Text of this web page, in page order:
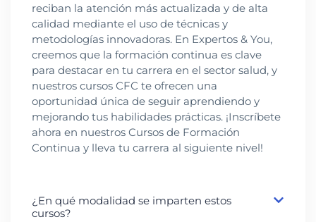
reciban la atención más actualizada y de alta
calidad mediante el uso de técnicas y
metodologías innovadoras. En Expertos & You,
creemos que la formación continua es clave
para destacar en tu carrera en el sector salud, y
nuestros cursos CFC te ofrecen una
oportunidad única de seguir aprendiendo y
mejorando tus habilidades prácticas. ¡Inscríbete
ahora en nuestros Cursos de Formación
Continua y lleva tu carrera al siguiente nivel!
¿En qué modalidad se imparten estos
cursos?